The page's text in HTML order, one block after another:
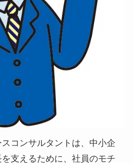
コンサルタントは、中小企
支えるために、社員のモチ